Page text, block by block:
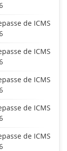
de ICMS
de ICMS
de ICMS
de ICMS
de ICMS